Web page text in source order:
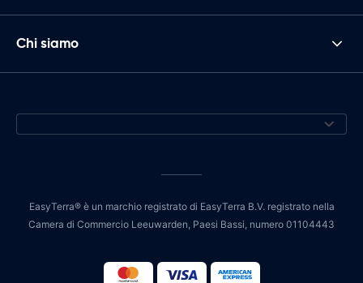
Chi siamo
EasyTerra® è un marchio registrato di EasyTerra B.V. registrato nella
Camera di Commercio Leeuwarden, Paesi Bassi, numero 01104443